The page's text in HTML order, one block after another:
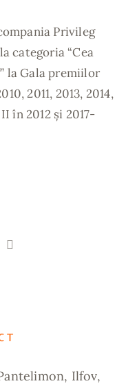
Privileg
categoria “Cea
la Gala premiilor
2011, 2013, 2014,
în 2012 și 2017-
Ilfov,